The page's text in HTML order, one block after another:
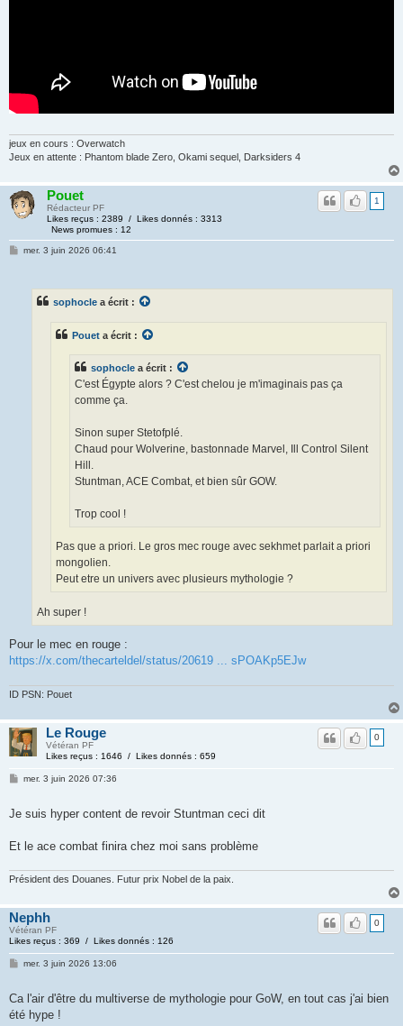
jeux en cours : Overwatch
Jeux en attente : Phantom blade Zero, Okami sequel, Darksiders 4
Pouet
Rédacteur PF
Likes reçus : 2389 / Likes donnés : 3313
News promues : 12
1
mer. 3 juin 2026 06:41
sophocle a écrit :
Pouet a écrit :
sophocle a écrit :
C'est Égypte alors ? C'est chelou je m'imaginais pas ça
comme ça.
Sinon super Stetofplé.
Chaud pour Wolverine, bastonnade Marvel, Ill Control Silent
Hill.
Stuntman, ACE Combat, et bien sûr GOW.
Trop cool !
Pas que a priori. Le gros mec rouge avec sekhmet parlait a priori
mongolien.
Peut etre un univers avec plusieurs mythologie ?
Ah super !
Pour le mec en rouge :
https://x.com/thecarteldel/status/20619 ... sPOAKp5EJw
ID PSN: Pouet
Le Rouge
Vétéran PF
Likes reçus : 1646 / Likes donnés : 659
0
mer. 3 juin 2026 07:36
Je suis hyper content de revoir Stuntman ceci dit
Et le ace combat finira chez moi sans problème
Président des Douanes. Futur prix Nobel de la paix.
Nephh
Vétéran PF
Likes reçus : 369 / Likes donnés : 126
0
mer. 3 juin 2026 13:06
Ca l'air d'être du multiverse de mythologie pour GoW, en tout cas j'ai bien
été hype !